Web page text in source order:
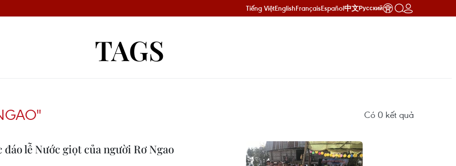
Tiếng ViệtEnglishFrançaisEspañol中文Русский
TAGS
Có 0 kết quả
lễ Nước giọt của người Rơ Ngao